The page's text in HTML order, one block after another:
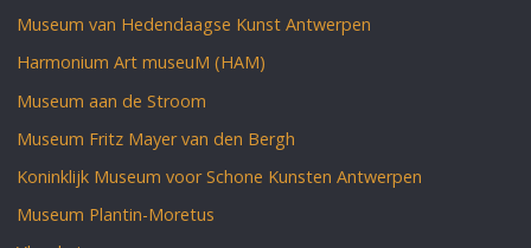
Museum van Hedendaagse Kunst Antwerpen
Harmonium Art museuM (HAM)
Museum aan de Stroom
Museum Fritz Mayer van den Bergh
Koninklijk Museum voor Schone Kunsten Antwerpen
Museum Plantin-Moretus